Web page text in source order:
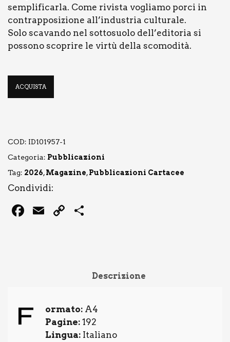
semplificarla. Come rivista vogliamo porci in
contrapposizione all’industria culturale.
Solo scavando nel sottosuolo dell’editoria si
possono scoprire le virtù della scomodità.
ACQUISTA
COD: ID101957-1
Categoria: Pubblicazioni
Tag: 2026,Magazine,Pubblicazioni Cartacee
Condividi:
Facebook
EmailCopy
Descrizione
F or­ma­to: A4
Pagi­ne: 192
Lin­gua: Ita­lia­no